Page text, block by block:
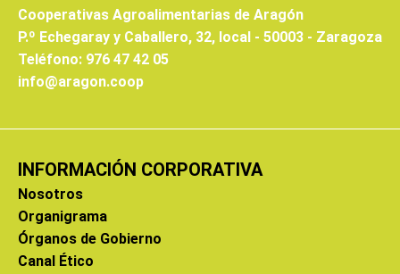
Cooperativas Agroalimentarias de Aragón
P.º Echegaray y Caballero, 32, local - 50003 - Zaragoza
Teléfono: 976 47 42 05
info@aragon.coop
INFORMACIÓN CORPORATIVA
Nosotros
Organigrama
Órganos de Gobierno
Canal Ético